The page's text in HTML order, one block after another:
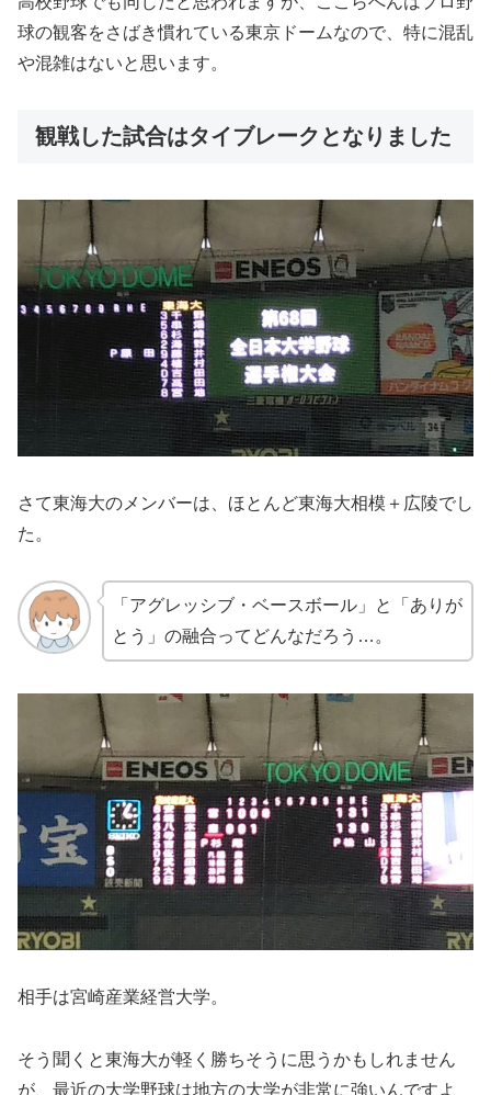
球の観客をさばき慣れている東京ドームなので、特に混乱
や混雑はないと思います。
観戦した試合はタイブレークとなりました
さて東海大のメンバーは、ほとんど東海大相模＋広陵でし
た。
「アグレッシブ・ベースボール」と「ありが
とう」の融合ってどんなだろう…。
相手は宮崎産業経営大学。
そう聞くと東海大が軽く勝ちそうに思うかもしれません
が、最近の大学野球は地方の大学が非常に強いんですよ